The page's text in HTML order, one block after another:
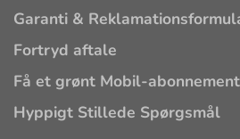
Garanti &
Fortryd aftale
Få et grønt Mobil-
Hyppigt Stillede Spørgsmål